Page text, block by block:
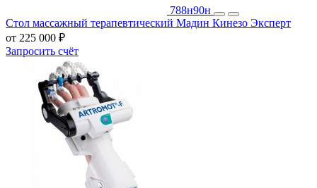
788н90н
Стол массажный терапевтический Мадин Кинезо Эксперт
от 225 000 ₽
Запросить счёт